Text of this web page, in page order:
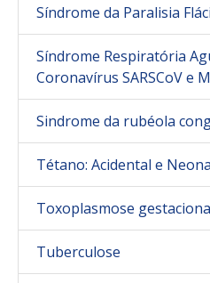
Síndrome da Paralisia
Síndrome Respiratória
Coronavírus SARSCoV e
Sindrome da rubéola
Tétano: Acidental e
Toxoplasmose
Tuberculose